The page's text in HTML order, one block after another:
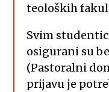
teoloških
Svim
osigurani su
(Pastoralni
prijavu je